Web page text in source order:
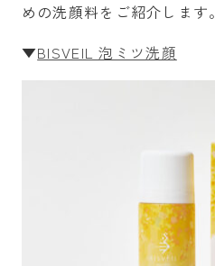
めの洗顔料をご紹介します。
▼BISVEIL 泡ミツ洗顔